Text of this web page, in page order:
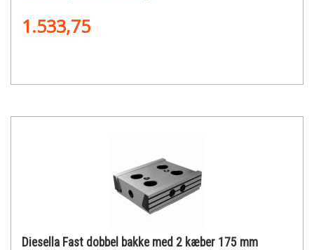
1.533,75
Diesella Fast dobbel bakke med 2 kæber 175 mm